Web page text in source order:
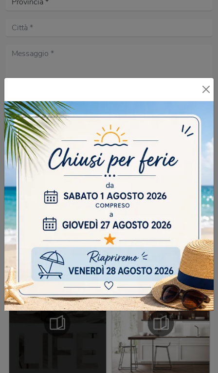
SFOGLIA I NOSTRI CATALOGHI
Acconsento all'informativa sulla
DOMANDA DI SICUREZZA
Di che colore è l'erba?
INVIA